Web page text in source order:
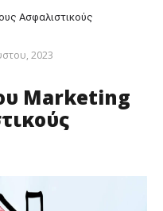
Ασφαλιστικούς
2023
Marketing